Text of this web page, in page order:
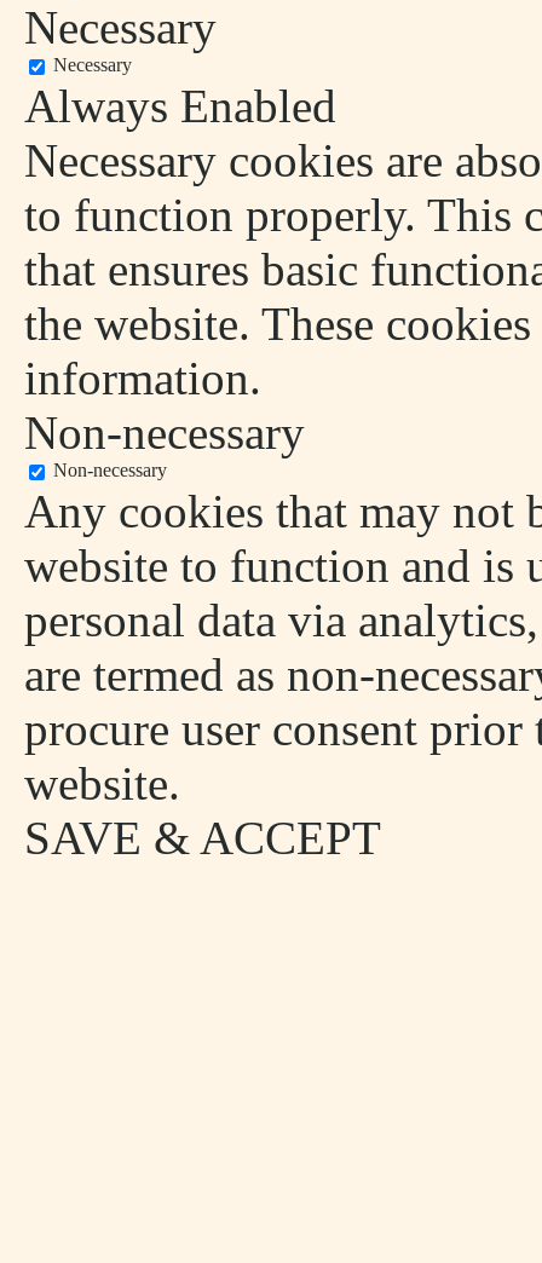
Necessary
Necessary
Always Enabled
Necessary cookies are
to function properly. This
that ensures basic
the website. These
information.
Non-necessary
Non-necessary
Any cookies that may not
website to function and is
personal data via
are termed as non-
procure user consent
website.
SAVE & ACCEPT